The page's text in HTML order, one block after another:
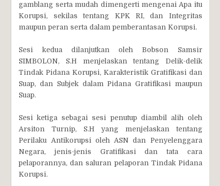
gamblang serta mudah dimengerti mengenai Apa itu
Korupsi, sekilas tentang KPK RI, dan Integritas
maupun peran serta dalam pemberantasan Korupsi.
Sesi kedua dilanjutkan oleh Bobson Samsir
SIMBOLON, S.H menjelaskan tentang Delik-delik
Tindak Pidana Korupsi, Karakteristik Gratifikasi dan
Suap, dan Subjek dalam Pidana Gratifikasi maupun
Suap.
Sesi ketiga sebagai sesi penutup diambil alih oleh
Arsiton Turnip, S.H yang menjelaskan tentang
Perilaku Antikorupsi oleh ASN dan Penyelenggara
Negara, jenis-jenis Gratifikasi dan tata cara
pelaporannya, dan saluran pelaporan Tindak Pidana
Korupsi.